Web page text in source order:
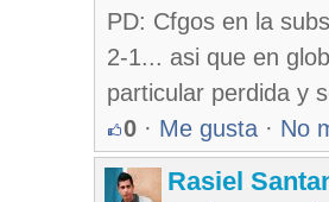
PD: Cfgos en la
2-1... asi que en
particular perdida y
0 · Me gusta · No
Rasiel